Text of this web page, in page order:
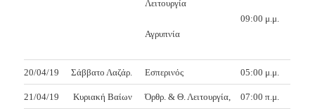
Λειτουργία
Αγρυπνία
09:00 μ.μ.
20/04/19 Σάββατο Λαζάρ. Εσπερινός 05:00 μ.μ.
21/04/19 Κυριακή Βαίων Όρθρ. & Θ. Λειτουργία, 07:00 π.μ.